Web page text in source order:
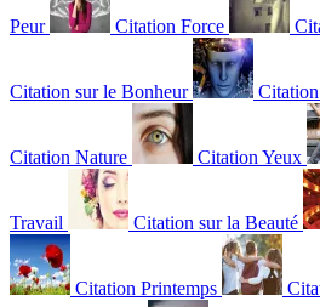
Peur Citation Force
Citation sur le Bonheur
Citation Nature Citation Yeux
Travail Citation sur la Beauté
Citation Printemps